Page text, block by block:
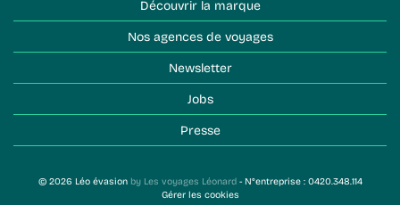
Découvrir la marque
Nos agences de voyages
Newsletter
Jobs
Presse
© 2026 Léo évasion by Les voyages Léonard- N°entreprise : 0420.348.114
Gérer les cookies